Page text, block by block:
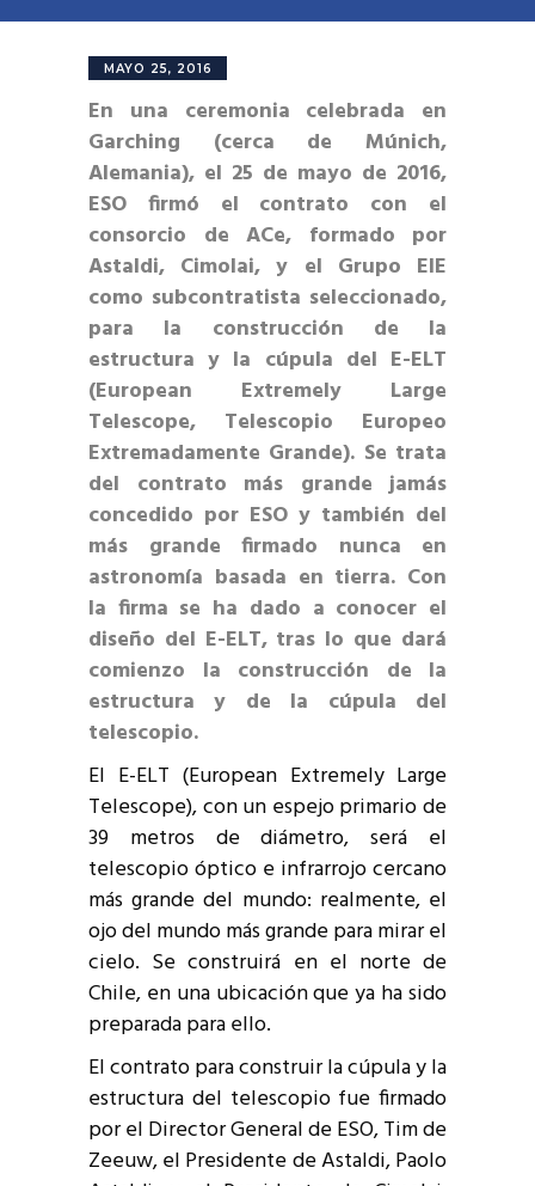
MAYO 25, 2016
En una ceremonia celebrada en
Garching (cerca de Múnich,
Alemania), el 25 de mayo de 2016,
ESO firmó el contrato con el
consorcio de ACe, formado por
Astaldi, Cimolai, y el Grupo EIE
como subcontratista seleccionado,
para la construcción de la
estructura y la cúpula del E-ELT
(European Extremely Large
Telescope, Telescopio Europeo
Extremadamente Grande). Se trata
del contrato más grande jamás
concedido por ESO y también del
más grande firmado nunca en
astronomía basada en tierra. Con
la firma se ha dado a conocer el
diseño del E-ELT, tras lo que dará
comienzo la construcción de la
estructura y de la cúpula del
telescopio.
El E-ELT (European Extremely Large
Telescope), con un espejo primario de
39 metros de diámetro, será el
telescopio óptico e infrarrojo cercano
más grande del mundo: realmente, el
ojo del mundo más grande para mirar el
cielo. Se construirá en el norte de
Chile, en una ubicación que ya ha sido
preparada para ello.
El contrato para construir la cúpula y la
estructura del telescopio fue firmado
por el Director General de ESO, Tim de
Zeeuw, el Presidente de Astaldi, Paolo